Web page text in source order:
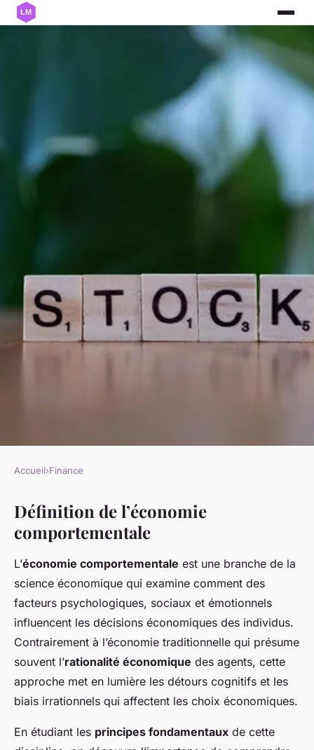
Qu'est-ce que l'économie
comportementale et comment
elle influence nos décisions
financières
admin 10 mars 2025• 4 min de lecture
Accueil›Finance
Définition de l’économie
comportementale
L’économie comportementale est une branche de la
science économique qui examine comment des
facteurs psychologiques, sociaux et émotionnels
influencent les décisions économiques des individus.
Contrairement à l’économie traditionnelle qui présume
souvent l’rationalité économique des agents, cette
approche met en lumière les détours cognitifs et les
biais irrationnels qui affectent les choix économiques.
En étudiant les principes fondamentaux de cette